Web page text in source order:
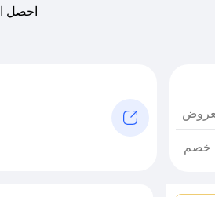
خصم